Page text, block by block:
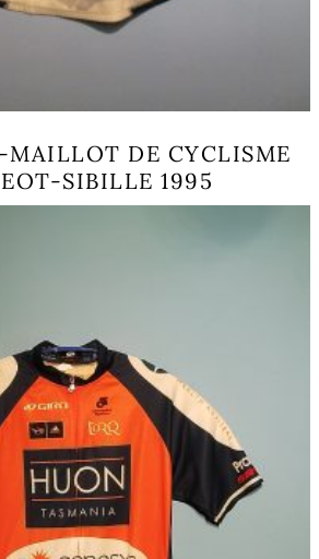
MAILLOT DE CYCLISME
SIBILLE 1995
peuvent
être
choisies
sur
page
du
produit